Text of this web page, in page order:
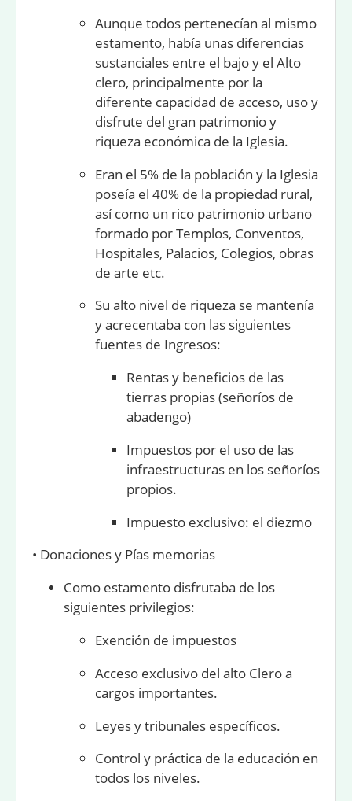
Aunque todos pertenecían al mismo
estamento, había unas diferencias
sustanciales entre el bajoy el Alto
clero, principalmente por la
diferente capacidad de acceso, uso y
disfrute del gran patrimonio y
riqueza económica de la Iglesia.
Eran el 5% de la población y la Iglesia
poseía el 40% de la propiedad rural,
así como un rico patrimonio urbano
formado por Templos, Conventos,
Hospitales, Palacios, Colegios, obras
de arte etc.
Su alto nivel de riqueza se mantenía
y acrecentaba con las siguientes
fuentes de Ingresos:
Rentas y beneficios de las
tierras propias (señoríos de
abadengo)
Impuestos por el uso de las
infraestructuras en los señoríos
propios.
Impuesto exclusivo: el diezmo
• Donaciones y Pías memorias
Como estamento disfrutaba de los
siguientes privilegios:
Exención de impuestos
Acceso exclusivo del alto Clero a
cargos importantes.
Leyes y tribunales específicos.
Control y práctica de la educación en
todos los niveles.